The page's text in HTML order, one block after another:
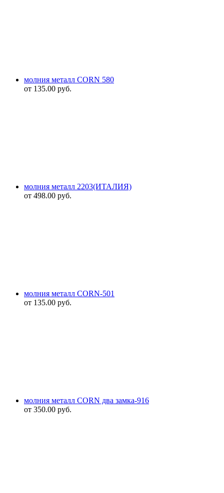
молния металл CORN 580
от 135.00 руб.
молния металл 2203(ИТАЛИЯ)
от 498.00 руб.
молния металл CORN-501
от 135.00 руб.
молния металл CORN два замка-916
от 350.00 руб.